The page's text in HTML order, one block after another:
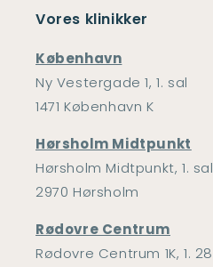
Vores klinikker
København
Ny Vestergade 1, 1. sal
1471 København K
Hørsholm Midtpunkt
Hørsholm Midtpunkt, 1. sal
2970 Hørsholm
Rødovre Centrum
Rødovre Centrum 1K, 1. 28